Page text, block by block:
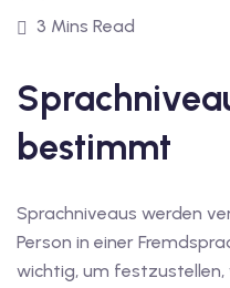
Deutsch C1
C1
C1
3 Mins Read
bestimmt
Sprachniveaus werden
Person in einer
wichtig, um